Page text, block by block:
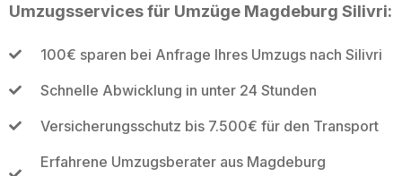
Umzugsservices für Umzüge Magdeburg Silivri:
100€ sparen bei Anfrage Ihres Umzugs nach Silivri
Schnelle Abwicklung in unter 24 Stunden
Versicherungsschutz bis 7.500€ für den Transport
Erfahrene Umzugsberater aus Magdeburg